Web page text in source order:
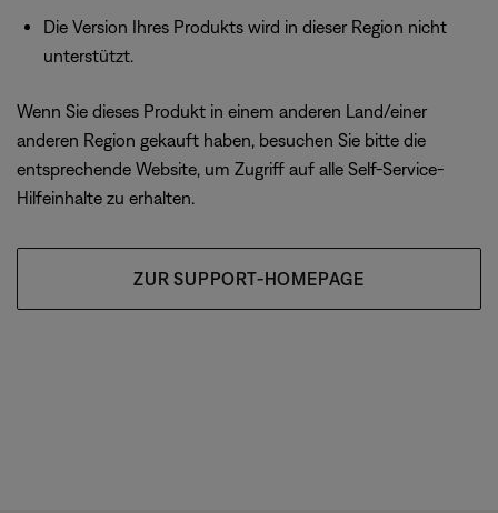
Die Version Ihres Produkts wird in dieser Region nicht
unterstützt.
Wenn Sie dieses Produkt in einem anderen Land/einer
anderen Region gekauft haben, besuchen Sie bitte die
entsprechende Website, um Zugriff auf alle Self-Service-
Hilfeinhalte zu erhalten.
ZUR SUPPORT-HOMEPAGE